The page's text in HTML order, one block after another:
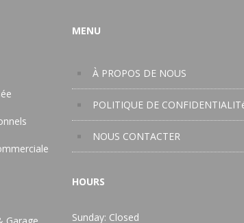
MENU
À PROPOS DE NOUS
POLITIQUE DE
NOUS CONTACTER
HOURS
Sunday: Closed